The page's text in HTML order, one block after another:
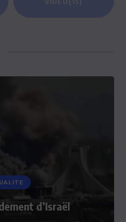
d’Israël